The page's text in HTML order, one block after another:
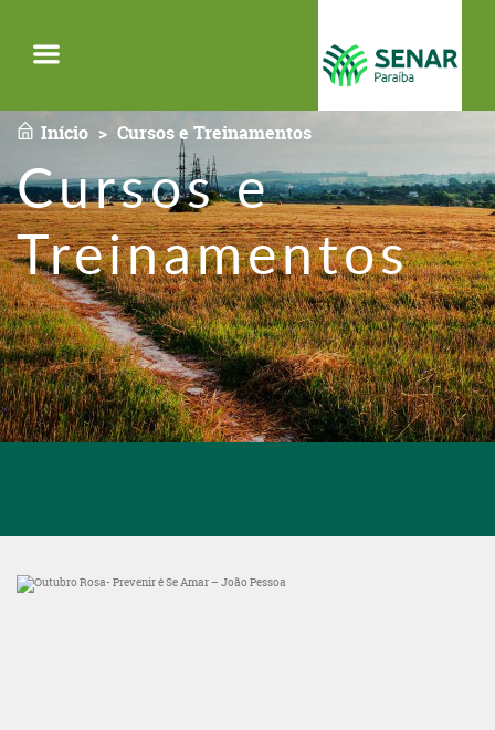
Início Cursos e Treinamentos
Cursos e
Treinamentos